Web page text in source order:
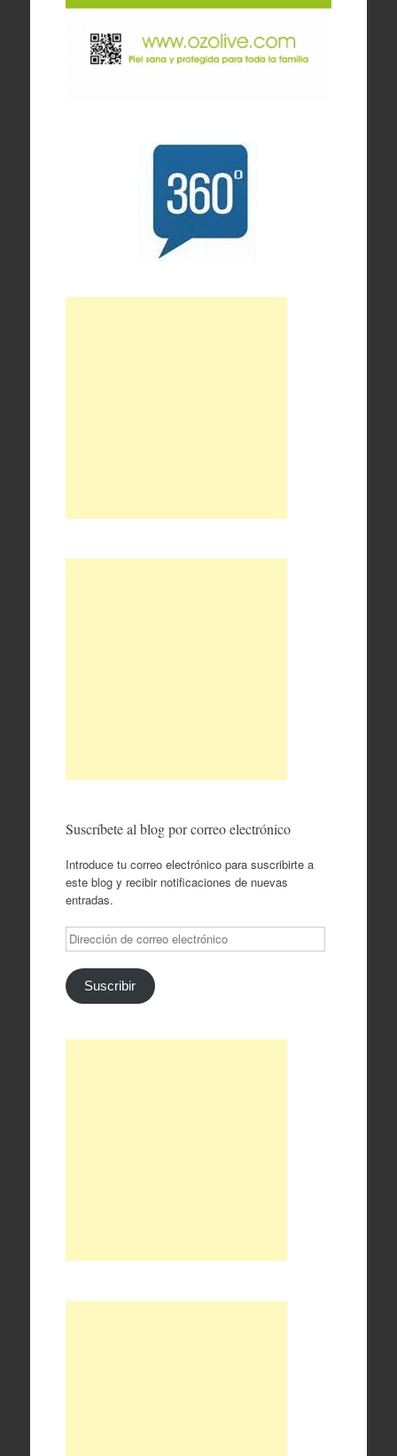
Suscríbete al blog por correo electrónico
Introduce tu correo electrónico para suscribirte a
este blog y recibir notificaciones de nuevas
entradas.
Dirección
de
correo
electrónico
Suscribir